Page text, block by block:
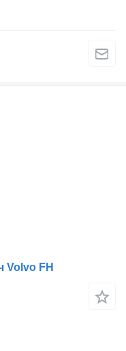
Volvo FH